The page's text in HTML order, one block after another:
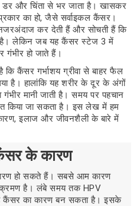
और चिंता से भर जाता है। खासकर
का हो, जैसे सर्वाइकल कैंसर।
कर देती हैं और सोचती हैं कि
है। लेकिन जब यह कैंसर स्टेज 3 में
गंभीर हो जाते हैं।
कैंसर गर्भाशय ग्रीवा से बाहर फैल
है। हालांकि यह शरीर के दूर के अंगों
मानी जाती है। समय पर पहचान
किया जा सकता है। इस लेख में हम
इलाज और जीवनशैली के बारे में
के कारण
हो सकते हैं। सबसे आम कारण
है। लंबे समय तक HPV
कैंसर का कारण बन सकता है। इसके